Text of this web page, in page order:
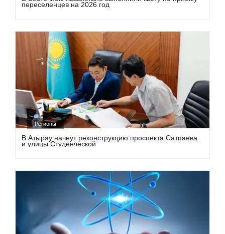
переселенцев на 2026 год
Регионы
В Атырау начнут реконструкцию проспекта Сатпаева
и улицы Студенческой